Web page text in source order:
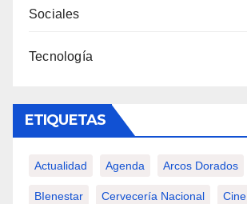
Sociales
Tecnología
ETIQUETAS
Actualidad Agenda Arcos Dorados
BIenestar Cervecería Nacional Cine